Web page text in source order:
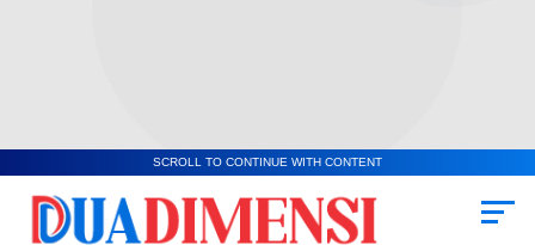
SCROLL TO CONTINUE WITH CONTENT